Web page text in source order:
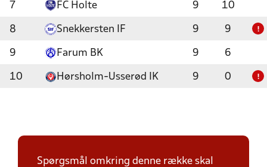
7 FC Holte 9 10
8 Snekkersten IF 9 9 !
9 Farum BK 9 6
10 Hørsholm-Usserød IK 9 0 !
Spørgsmål omkring denne række skal